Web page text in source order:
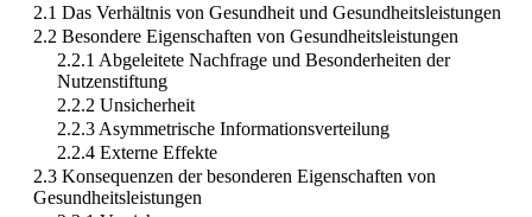
2.1 Das Verhältnis von Gesundheit und Gesundheitsleistungen
2.2 Besondere Eigenschaften von Gesundheitsleistungen
2.2.1 Abgeleitete Nachfrage und Besonderheiten der
Nutzenstiftung
2.2.2 Unsicherheit
2.2.3 Asymmetrische Informationsverteilung
2.2.4 Externe Effekte
2.3 Konsequenzen der besonderen Eigenschaften von
Gesundheitsleistungen